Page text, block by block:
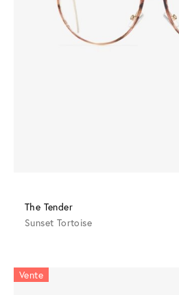
The Tender
Sunset Tortoise
Vente